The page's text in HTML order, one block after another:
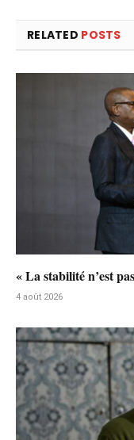
RELATED POSTS
« La stabilité n’est
4 août 2026